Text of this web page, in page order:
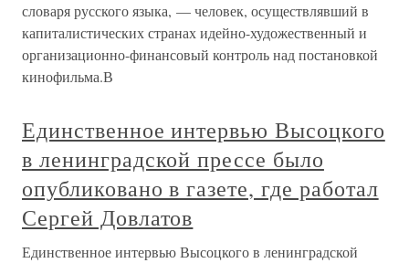
словаря русского языка, — человек, осуществлявший в
капиталистических странах идейно-художественный и
организационно-финансовый контроль над постановкой
кинофильма.В
Единственное интервью Высоцкого
в ленинградской прессе было
опубликовано в газете, где работал
Сергей Довлатов
Единственное интервью Высоцкого в ленинградской